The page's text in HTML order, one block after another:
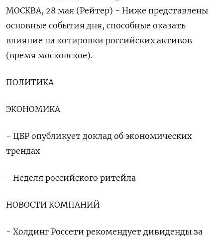
МОСКВА, 28 мая (Рейтер) - Ниже представлены
основные события дня, способные оказать
влияние на котировки российских активов
(время московское).
ПОЛИТИКА
ЭКОНОМИКА
- ЦБР опубликует доклад об экономических
трендах
- Неделя российского ритейла
НОВОСТИ КОМПАНИЙ
- Холдинг Россети рекомендует дивиденды за